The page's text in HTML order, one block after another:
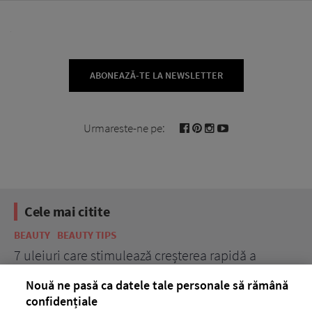
ABONEAZĂ-TE LA NEWSLETTER
Urmareste-ne pe:
Cele mai citite
BEAUTY BEAUTY TIPS
7 uleiuri care stimulează creșterea rapidă a
Nouă ne pasă ca datele tale personale să rămână
confidențiale